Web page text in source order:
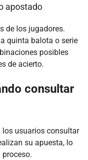
apostado
de los jugadores.
quinta balota o serie
posibles
de acierto.
consultar
los usuarios consultar
su apuesta, lo